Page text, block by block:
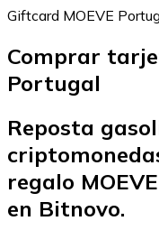
Bitcoin
Giftcard MOEVE
Comprar
Portugal
Reposta
regalo
en Bitnovo.